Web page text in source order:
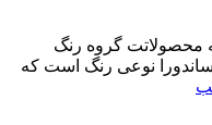
ساندورا 403 از جمله محصولاتت گروه رنگ
نوعی رنگ است که